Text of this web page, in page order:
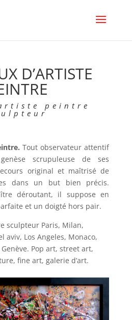
D’ARTISTE
peintre
Tout observateur attentif
scrupuleuse de ses
original et maîtrisé de
dans un but bien précis.
déroutant, il suppose en
et un doigté hors pair.
sculpteur Paris, Milan,
aviv, Los Angeles, Monaco,
Pop art, street art,
fine art, galerie d’art.